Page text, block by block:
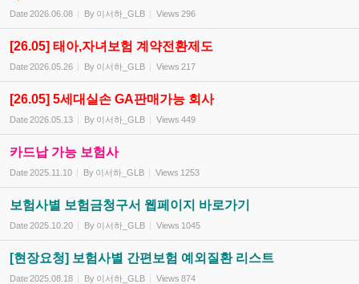
Date2026.06.08 By 이서하_GLB Views 296
[26.05] 태아,자녀보험 계약전환제도
Date2026.05.26 By 이서하_GLB Views 217
[26.05] 5세대실손 GA판매가능 회사
Date2026.05.13 By 이서하_GLB Views 449
카드납 가능 보험사
Date2025.11.10 By 이서하_GLB Views 1253
보험사별 보험금청구서 웹페이지 바로가기
Date2025.10.20 By 이서하_GLB Views 1045
[현장요청] 보험사별 간편보험 예외질환 리스트
Date2025.08.18 By 이서하_GLB Views 874